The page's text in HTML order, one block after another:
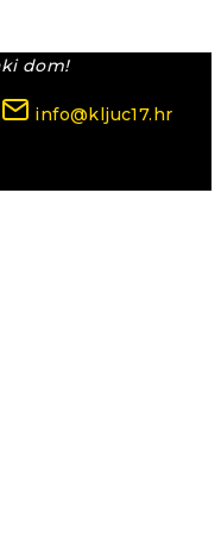
dom!
info@kljuc17.hr